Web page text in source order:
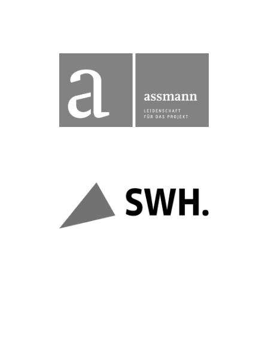
„...es ist uns ein großes Bedürfnis der fähigsten Hotline
ever(!) für die stets schnelle und kompetente
Unterstützung zu danken. Vielen Dank auch für die
geschafft hätten." (Sonja Bohlemann, ASSMANN
Beratung von aRES. Die Integration fünf neuer
Tiefbauarbeitsplätze war dabei der Anfang einer
langfristigen Zusammenarbeit.